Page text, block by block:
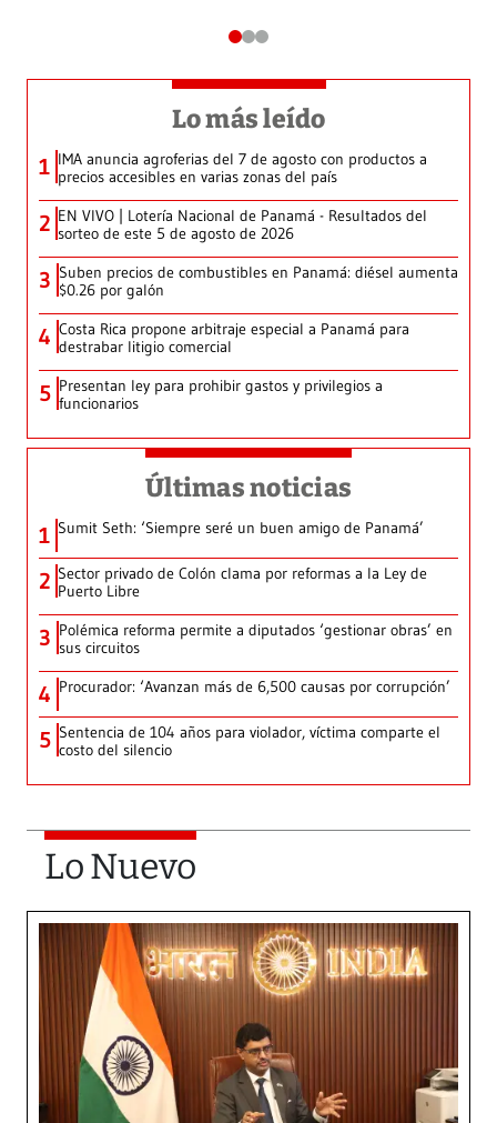
Lo más leído
1 IMA anuncia agroferias del 7 de agosto con productos a
precios accesibles en varias zonas del país
2 EN VIVO | Lotería Nacional de Panamá - Resultados del
sorteo de este 5 de agosto de 2026
3 Suben precios de combustibles en Panamá: diésel aumenta
$0.26 por galón
4 Costa Rica propone arbitraje especial a Panamá para
destrabar litigio comercial
5 Presentan ley para prohibir gastos y privilegios a
funcionarios
Últimas noticias
1 Sumit Seth: ‘Siempre seré un buen amigo de Panamá’
2 Sector privado de Colón clama por reformas a la Ley de
Puerto Libre
3 Polémica reforma permite a diputados ‘gestionar obras’ en
sus circuitos
4 Procurador: ‘Avanzan más de 6,500 causas por corrupción’
5 Sentencia de 104 años para violador, víctima comparte el
costo del silencio
Lo Nuevo